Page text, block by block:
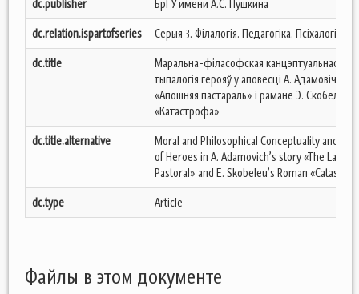
dc.publisher
БрГУ имени А.С. Пушкина
dc.relation.ispartofseries
Серыя 3. Філалогія. Педагогіка. Псіхалогія;
dc.title
Маральна-філасофская канцэптуальнасць і
тыпалогія герояў у аповесці А. Адамовіча
«Апошняя пастараль» і рамане Э. Скобелева
«Катастрофа»
dc.title.alternative
Moral and Philosophical Conceptuality and
of Heroes in A. Adamovich’s story «The Last
Pastoral» and E. Skobeleu’s Roman
dc.type
Article
Файлы в этом документе